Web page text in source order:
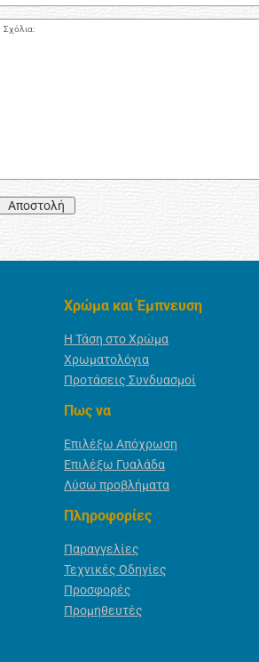
Σχόλια:
Αποστολή
Χρώμα και Έμπνευση
Η Τάση στο Χρώμα
Χρωματολόγια
Προτάσεις Συνδυασμοί
Πως να
Επιλέξω Απόχρωση
Επιλέξω Γυαλάδα
Λύσω προβλήματα
Πληροφορίες
Παραγγελίες
Τεχνικές Οδηγίες
Προσφορές
Προμηθευτές